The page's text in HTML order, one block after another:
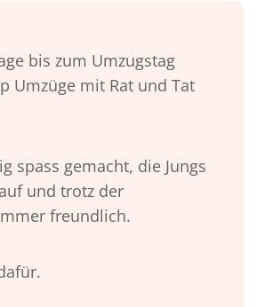
bis zum Umzugstag
Umzüge mit Rat und Tat
spass gemacht, die Jungs
und trotz der
freundlich.